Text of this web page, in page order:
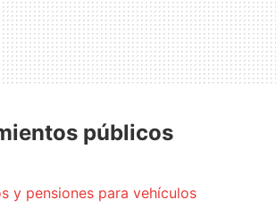
públicos
y pensiones para vehículos